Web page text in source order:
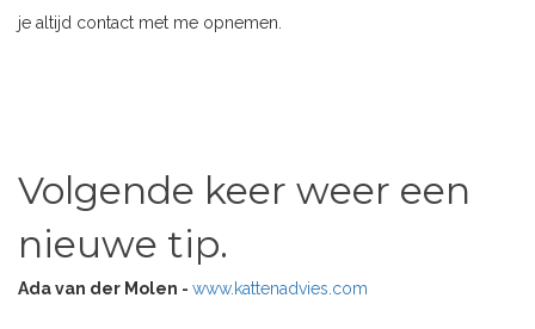
je altijd contact met me opnemen.
Volgende keer weer een
nieuwe tip.
Ada van der Molen - www.kattenadvies.com